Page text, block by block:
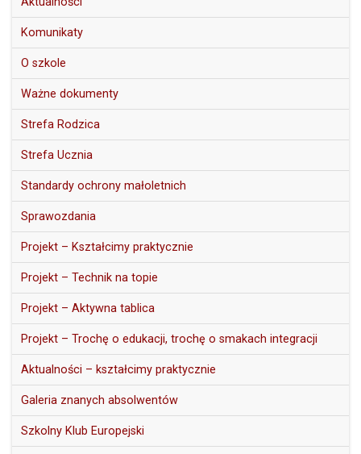
Komunikaty
O szkole
Ważne dokumenty
Strefa Rodzica
Strefa Ucznia
Standardy ochrony małoletnich
Sprawozdania
Projekt – Kształcimy praktycznie
Projekt – Technik na topie
Projekt – Aktywna tablica
Projekt – Trochę o edukacji, trochę o smakach integracji
Aktualności – kształcimy praktycznie
Galeria znanych absolwentów
Szkolny Klub Europejski